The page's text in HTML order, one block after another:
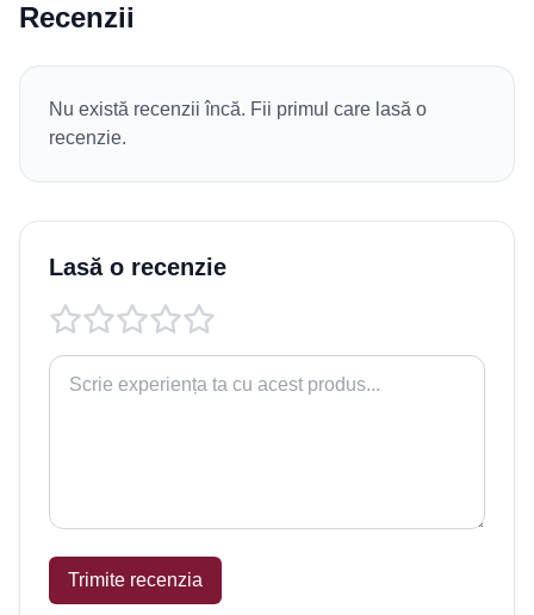
Recenzii
Nu există recenzii încă. Fii primul care lasă o
recenzie.
Lasă o recenzie
Trimite recenzia